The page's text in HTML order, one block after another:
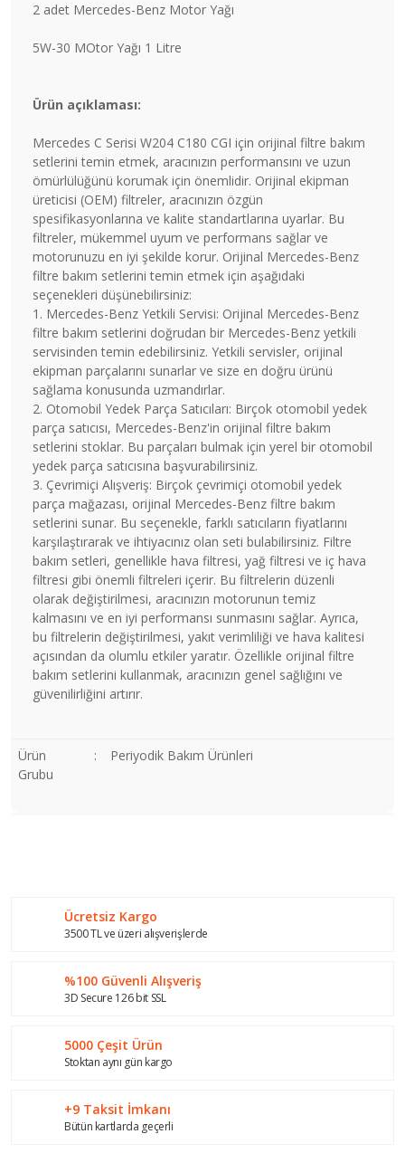
2 adet Mercedes-Benz Motor Yağı
5W-30 MOtor Yağı 1 Litre
Ürün açıklaması:
Mercedes C Serisi W204 C180 CGI için orijinal filtre bakım
setlerini temin etmek, aracınızın performansını ve uzun
ömürlülüğünü korumak için önemlidir. Orijinal ekipman
üreticisi (OEM) filtreler, aracınızın özgün
spesifikasyonlarına ve kalite standartlarına uyarlar. Bu
filtreler, mükemmel uyum ve performans sağlar ve
motorunuzu en iyi şekilde korur. Orijinal Mercedes-Benz
filtre bakım setlerini temin etmek için aşağıdaki
seçenekleri düşünebilirsiniz:
1. Mercedes-Benz Yetkili Servisi: Orijinal Mercedes-Benz
filtre bakım setlerini doğrudan bir Mercedes-Benz yetkili
servisinden temin edebilirsiniz. Yetkili servisler, orijinal
ekipman parçalarını sunarlar ve size en doğru ürünü
sağlama konusunda uzmandırlar.
2. Otomobil Yedek Parça Satıcıları: Birçok otomobil yedek
parça satıcısı, Mercedes-Benz'in orijinal filtre bakım
setlerini stoklar. Bu parçaları bulmak için yerel bir otomobil
yedek parça satıcısına başvurabilirsiniz.
3. Çevrimiçi Alışveriş: Birçok çevrimiçi otomobil yedek
parça mağazası, orijinal Mercedes-Benz filtre bakım
setlerini sunar. Bu seçenekle, farklı satıcıların fiyatlarını
karşılaştırarak ve ihtiyacınız olan seti bulabilirsiniz. Filtre
bakım setleri, genellikle hava filtresi, yağ filtresi ve iç hava
filtresi gibi önemli filtreleri içerir. Bu filtrelerin düzenli
olarak değiştirilmesi, aracınızın motorunun temiz
kalmasını ve en iyi performansı sunmasını sağlar. Ayrıca,
bu filtrelerin değiştirilmesi, yakıt verimliliği ve hava kalitesi
açısından da olumlu etkiler yaratır. Özellikle orijinal filtre
bakım setlerini kullanmak, aracınızın genel sağlığını ve
güvenilirliğini artırır.
Ürün
Grubu
: Periyodik Bakım Ürünleri
Ürün resmi kalitesiz, bozuk veya görüntülenemiyor.
Ürün bilgilerinde hatalar bulunuyor.
Bu ürüne benzer farklı alternatifler olmalı.
Ücretsiz Kargo
3500 TL ve üzeri alışverişlerde
%100 Güvenli Alışveriş
3D Secure 126 bit SSL
5000 Çeşit Ürün
Stoktan aynı gün kargo
+9 Taksit İmkanı
Bütün kartlarda geçerli